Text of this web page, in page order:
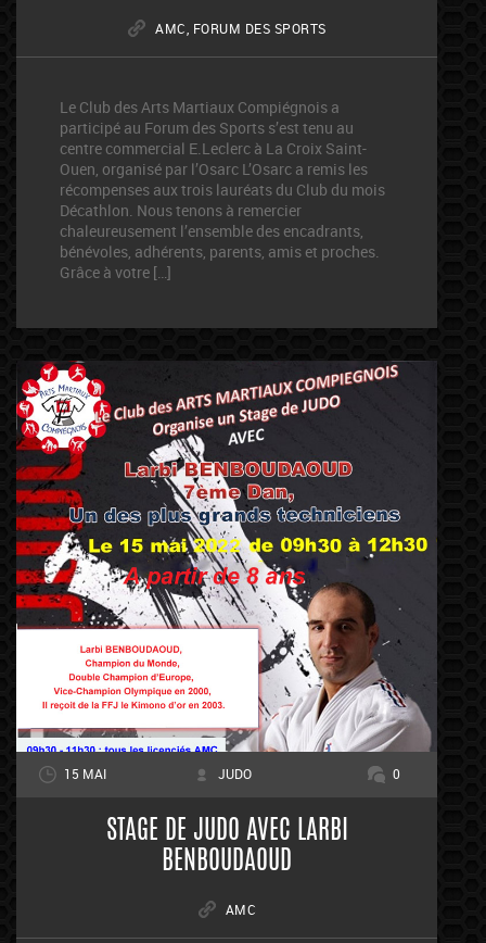
AMC FORUM DES SPORTS
Le Club des Arts Martiaux Compiégnois a
participé au Forum des Sports s’est tenu au
centre commercial E.Leclerc à La Croix Saint-
Ouen, organisé par l’Osarc L’Osarc a remis les
récompenses aux trois lauréats du Club du mois
Décathlon. Nous tenons à remercier
chaleureusement l’ensemble des encadrants,
bénévoles, adhérents, parents, amis et proches.
Grâce à votre […]
15 MAI JUDO 0
STAGE DE JUDO AVEC LARBI
BENBOUDAOUD
AMC